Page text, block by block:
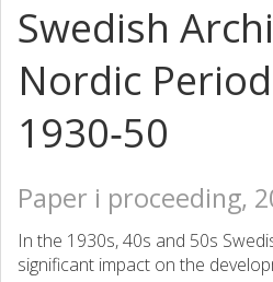
Swedish
Nordic
1930‐50
Paper i proceeding,
In the 1930s, 40s and 50s
significant impact on the